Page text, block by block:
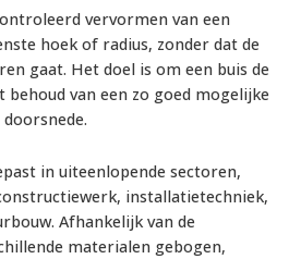
vervormen van een
hoek of radius, zonder dat de
gaat. Het doel is om een buis de
van een zo goed mogelijke
in uiteenlopende sectoren,
installatietechniek,
Afhankelijk van de
materialen gebogen,